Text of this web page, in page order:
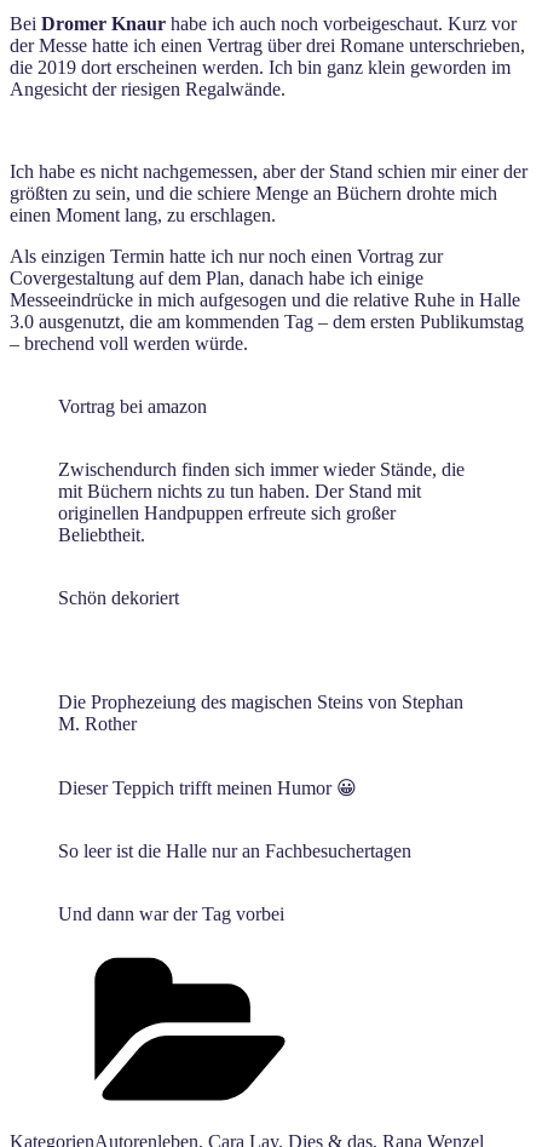
Bei Dromer Knaur habe ich auch noch vorbeigeschaut. Kurz vor
der Messe hatte ich einen Vertrag über drei Romane unterschrieben,
die 2019 dort erscheinen werden. Ich bin ganz klein geworden im
Angesicht der riesigen Regalwände.
Ich habe es nicht nachgemessen, aber der Stand schien mir einer der
größten zu sein, und die schiere Menge an Büchern drohte mich
einen Moment lang, zu erschlagen.
Als einzigen Termin hatte ich nur noch einen Vortrag zur
Covergestaltung auf dem Plan, danach habe ich einige
Messeeindrücke in mich aufgesogen und die relative Ruhe in Halle
3.0 ausgenutzt, die am kommenden Tag – dem ersten Publikumstag
– brechend voll werden würde.
Vortrag bei amazon
Zwischendurch finden sich immer wieder Stände, die
mit Büchern nichts zu tun haben. Der Stand mit
originellen Handpuppen erfreute sich großer
Beliebtheit.
Schön dekoriert
Die Prophezeiung des magischen Steins von Stephan
M. Rother
Dieser Teppich trifft meinen Humor 😀
So leer ist die Halle nur an Fachbesuchertagen
Und dann war der Tag vorbei
KategorienAutorenleben, Cara Lay, Dies & das, Rana Wenzel